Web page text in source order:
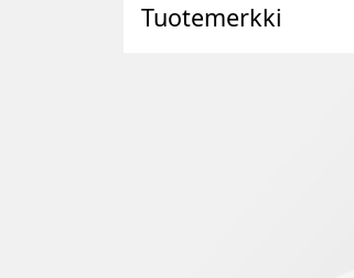
Tuotemerkki